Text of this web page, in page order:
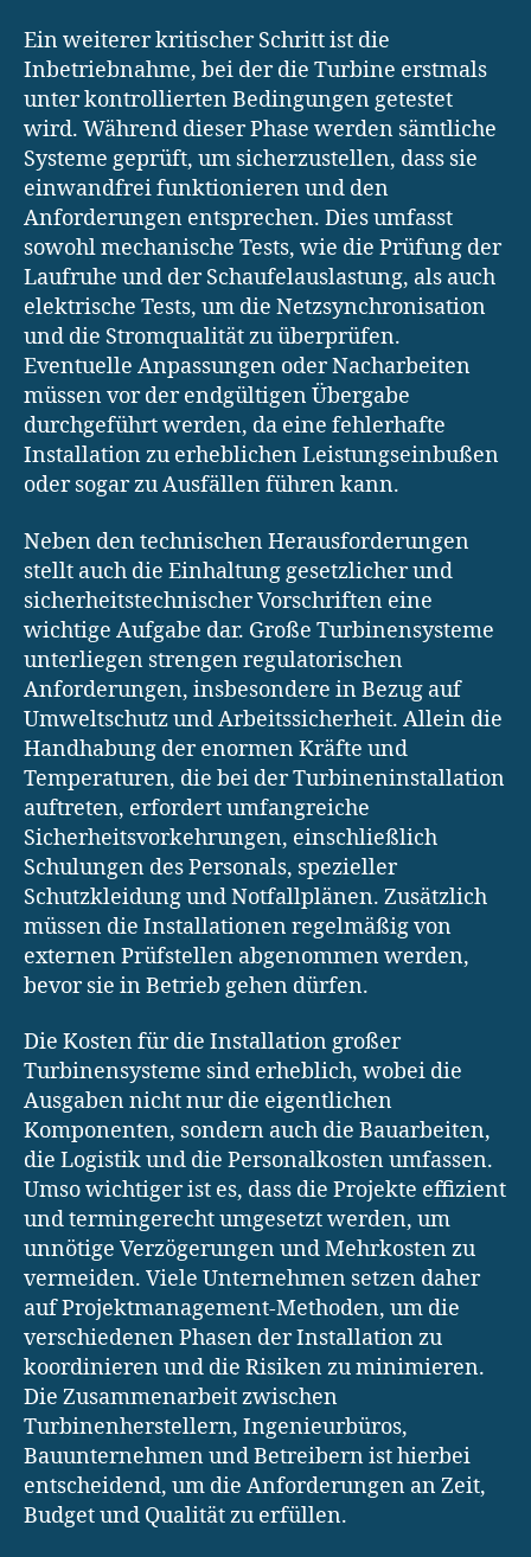
Ein weiterer kritischer Schritt ist die
Inbetriebnahme, bei der die Turbine erstmals
unter kontrollierten Bedingungen getestet
wird. Während dieser Phase werden sämtliche
Systeme geprüft, um sicherzustellen, dass sie
einwandfrei funktionieren und den
Anforderungen entsprechen. Dies umfasst
sowohl mechanische Tests, wie die Prüfung der
Laufruhe und der Schaufelauslastung, als auch
elektrische Tests, um die Netzsynchronisation
und die Stromqualität zu überprüfen.
Eventuelle Anpassungen oder Nacharbeiten
müssen vor der endgültigen Übergabe
durchgeführt werden, da eine fehlerhafte
Installation zu erheblichen Leistungseinbußen
oder sogar zu Ausfällen führen kann.
Neben den technischen Herausforderungen
stellt auch die Einhaltung gesetzlicher und
sicherheitstechnischer Vorschriften eine
wichtige Aufgabe dar. Große Turbinensysteme
unterliegen strengen regulatorischen
Anforderungen, insbesondere in Bezug auf
Umweltschutz und Arbeitssicherheit. Allein die
Handhabung der enormen Kräfte und
Temperaturen, die bei der Turbineninstallation
auftreten, erfordert umfangreiche
Sicherheitsvorkehrungen, einschließlich
Schulungen des Personals, spezieller
Schutzkleidung und Notfallplänen. Zusätzlich
müssen die Installationen regelmäßig von
externen Prüfstellen abgenommen werden,
bevor sie in Betrieb gehen dürfen.
Die Kosten für die Installation großer
Turbinensysteme sind erheblich, wobei die
Ausgaben nicht nur die eigentlichen
Komponenten, sondern auch die Bauarbeiten,
die Logistik und die Personalkosten umfassen.
Umso wichtiger ist es, dass die Projekte effizient
und termingerecht umgesetzt werden, um
unnötige Verzögerungen und Mehrkosten zu
vermeiden. Viele Unternehmen setzen daher
auf Projektmanagement-Methoden, um die
verschiedenen Phasen der Installation zu
koordinieren und die Risiken zu minimieren.
Die Zusammenarbeit zwischen
Turbinenherstellern, Ingenieurbüros,
Bauunternehmen und Betreibern ist hierbei
entscheidend, um die Anforderungen an Zeit,
Budget und Qualität zu erfüllen.